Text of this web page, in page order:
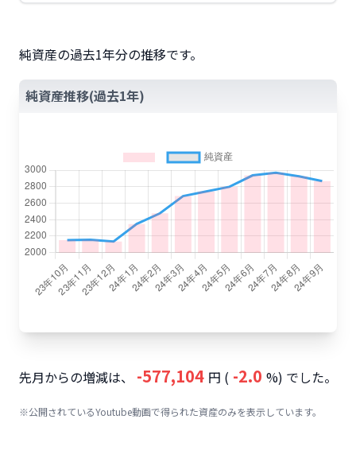
純資産の過去1年分の推移です。
純資産推移(過去1年)
先月からの増減は、 -577,104 円 ( -2.0 %) でした。
※公開されているYoutube動画で得られた資産のみを表示しています。